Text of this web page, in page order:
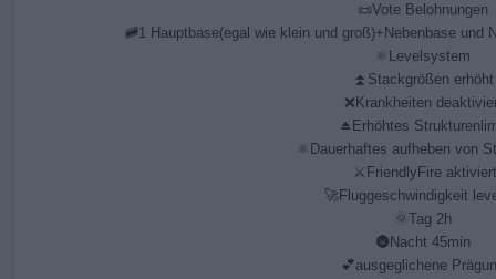
📜Vote Belohnungen
🚞1 Hauptbase(egal wie klein und groß)+ Nebenbase und
⚛Levelsystem
⏫Stackgrößen erhöht
❌️Krankheiten
⏏️Erhöhtes
⚛Dauerhaftes aufheben von
⚔FriendlyFire aktiviert
🚀Fluggeschwindigkeit
🌞Tag 2h
🌚Nacht 45min
💕ausgeglichene